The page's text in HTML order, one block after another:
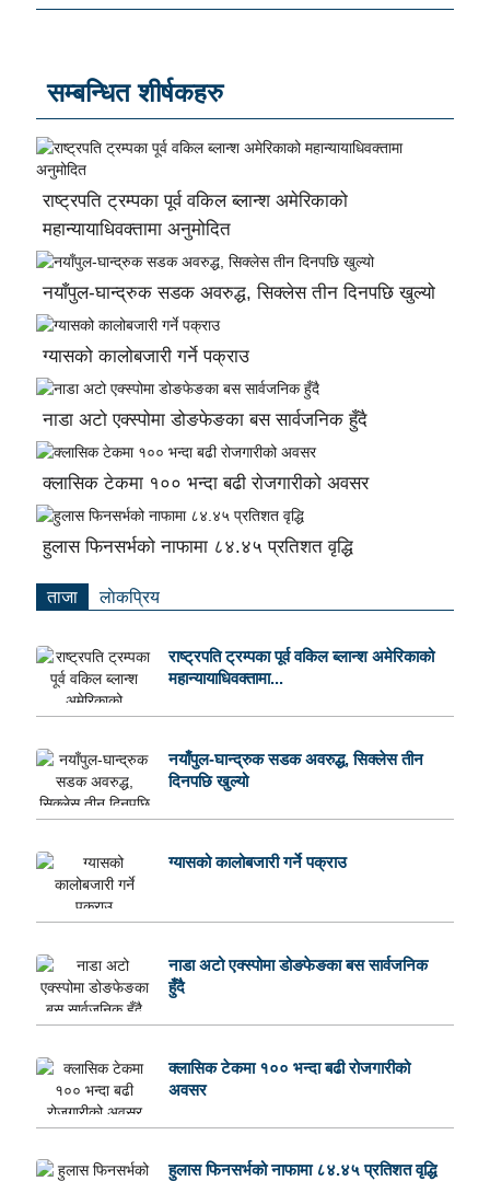
सम्बन्धित शीर्षकहरु
राष्ट्रपति ट्रम्पका पूर्व वकिल ब्लान्श अमेरिकाको
महान्यायाधिवक्तामा अनुमोदित
नयाँपुल-घान्द्रुक सडक अवरुद्ध, सिक्लेस तीन दिनपछि खुल्यो
ग्यासको कालोबजारी गर्ने पक्राउ
नाडा अटो एक्स्पोमा डोङफेङका बस सार्वजनिक हुँदै
क्लासिक टेकमा १०० भन्दा बढी रोजगारीको अवसर
हुलास फिनसर्भको नाफामा ८४.४५ प्रतिशत वृद्धि
ताजा लाेकप्रिय
राष्ट्रपति ट्रम्पका पूर्व वकिल ब्लान्श अमेरिकाको
महान्यायाधिवक्तामा...
नयाँपुल-घान्द्रुक सडक अवरुद्ध, सिक्लेस तीन
दिनपछि खुल्यो
ग्यासको कालोबजारी गर्ने पक्राउ
नाडा अटो एक्स्पोमा डोङफेङका बस सार्वजनिक
हुँदै
क्लासिक टेकमा १०० भन्दा बढी रोजगारीको
अवसर
हुलास फिनसर्भको नाफामा ८४.४५ प्रतिशत वृद्धि